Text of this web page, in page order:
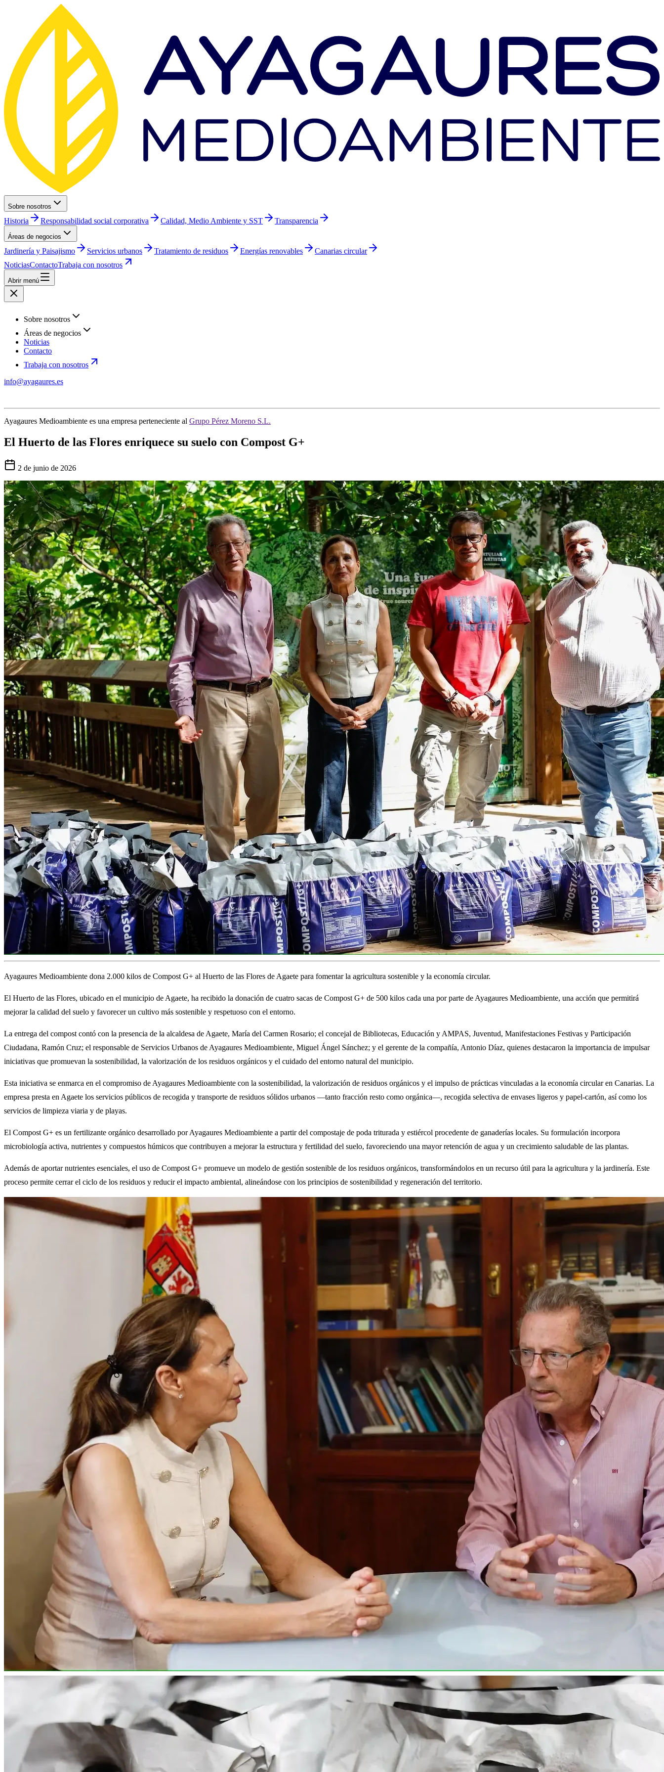
Sobre nosotros
Historia Responsabilidad social corporativa Calidad, Medio Ambiente y SST Transparencia
Áreas de negocios
Jardinería y Paisajismo Servicios urbanos Tratamiento de residuos Energías renovables
Canarias circular
NoticiasContactoTrabaja con nosotros
Abrir menú
Sobre nosotros
Áreas de negocios
Noticias
Contacto
Trabaja con nosotros
info@ayagaures.es
Ayagaures Medioambiente es una empresa perteneciente al Grupo Pérez Moreno S.L.
El Huerto de las Flores enriquece su suelo con Compost G+
2 de junio de 2026
Ayagaures Medioambiente dona 2.000 kilos de Compost G+ al Huerto de las Flores de Agaete para fomentar la agricultura sostenible y la economía circular.
El Huerto de las Flores, ubicado en el municipio de Agaete, ha recibido la donación de cuatro sacas de Compost G+ de 500 kilos cada una por parte de Ayagaures Medioambiente, una acción que permitirá
mejorar la calidad del suelo y favorecer un cultivo más sostenible y respetuoso con el entorno.
La entrega del compost contó con la presencia de la alcaldesa de Agaete, María del Carmen Rosario; el concejal de Bibliotecas, Educación y AMPAS, Juventud, Manifestaciones Festivas y Participación
Ciudadana, Ramón Cruz; el responsable de Servicios Urbanos de Ayagaures Medioambiente, Miguel Ángel Sánchez; y el gerente de la compañía, Antonio Díaz, quienes destacaron la importancia de impulsar
iniciativas que promuevan la sostenibilidad, la valorización de los residuos orgánicos y el cuidado del entorno natural del municipio.
Esta iniciativa se enmarca en el compromiso de Ayagaures Medioambiente con la sostenibilidad, la valorización de residuos orgánicos y el impulso de prácticas vinculadas a la economía circular en Canarias. La
empresa presta en Agaete los servicios públicos de recogida y transporte de residuos sólidos urbanos —tanto fracción resto como orgánica—, recogida selectiva de envases ligeros y papel-cartón, así como los
servicios de limpieza viaria y de playas.
El Compost G+ es un fertilizante orgánico desarrollado por Ayagaures Medioambiente a partir del compostaje de poda triturada y estiércol procedente de ganaderías locales. Su formulación incorpora
microbiología activa, nutrientes y compuestos húmicos que contribuyen a mejorar la estructura y fertilidad del suelo, favoreciendo una mayor retención de agua y un crecimiento saludable de las plantas.
Además de aportar nutrientes esenciales, el uso de Compost G+ promueve un modelo de gestión sostenible de los residuos orgánicos, transformándolos en un recurso útil para la agricultura y la jardinería. Este
proceso permite cerrar el ciclo de los residuos y reducir el impacto ambiental, alineándose con los principios de sostenibilidad y regeneración del territorio.